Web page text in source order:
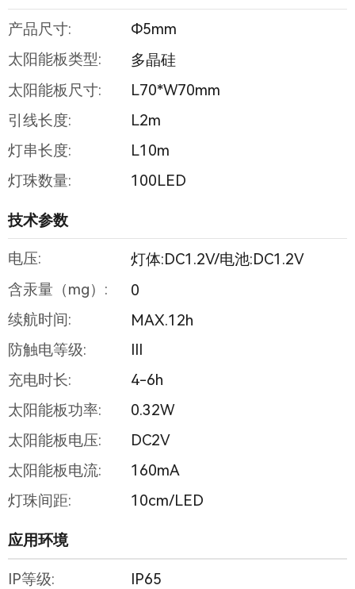
产品尺寸:
Φ5mm
太阳能板类型:
多晶硅
太阳能板尺寸:
L70*W70mm
引线长度:
L2m
灯串长度:
L10m
灯珠数量:
100LED
技术参数
电压:
灯体:DC1.2V/电池:DC1.2V
含汞量（mg）:
0
续航时间:
MAX.12h
防触电等级:
III
充电时长:
4-6h
太阳能板功率:
0.32W
太阳能板电压:
DC2V
太阳能板电流:
160mA
灯珠间距:
10cm/LED
应用环境
IP等级:
IP65